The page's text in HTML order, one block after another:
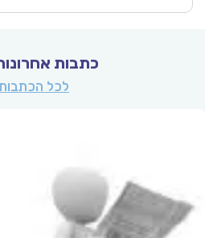
כתבות
לכל